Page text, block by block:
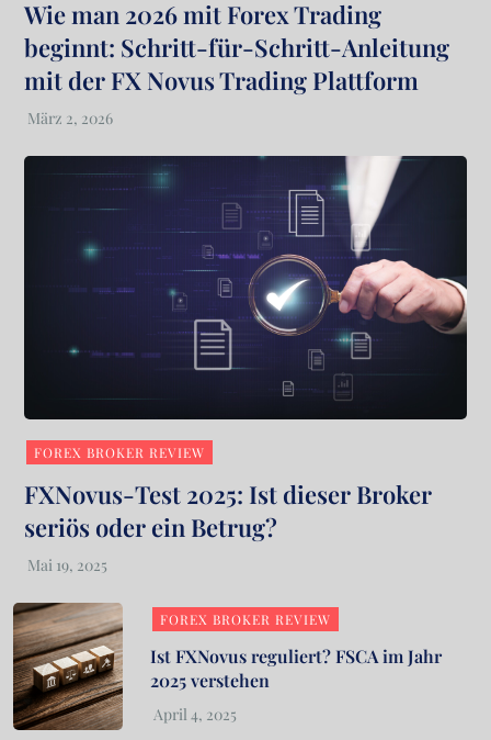
Wie man 2026 mit Forex Trading
beginnt: Schritt-für-Schritt-Anleitung
mit der FX Novus Trading Plattform
FOREX BROKER REVIEW
FXNovus-Test 2025: Ist dieser Broker
seriös oder ein Betrug?
FOREX BROKER REVIEW
Ist FXNovus reguliert? FSCA im Jahr
2025 verstehen